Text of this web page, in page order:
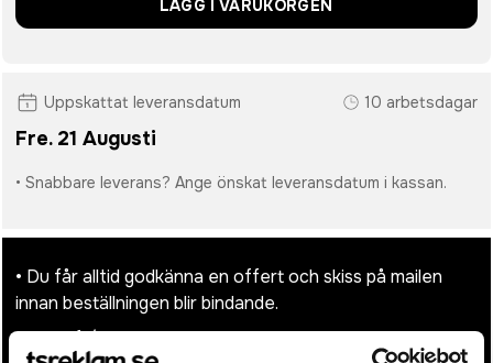
LÄGG I VARUKORGEN
Uppskattat leveransdatum 10 arbetsdagar
Fre. 21 Augusti
• Snabbare leverans? Ange önskat leveransdatum i kassan.
• Du får alltid godkänna en offert och skiss på mailen
innan beställningen blir bindande.
• Tryckfil/er logo laddas upp i kassan.